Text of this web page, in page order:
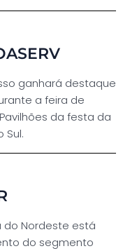
ganhará destaque
a feira de
da festa da
Sul.
do Nordeste está
do segmento